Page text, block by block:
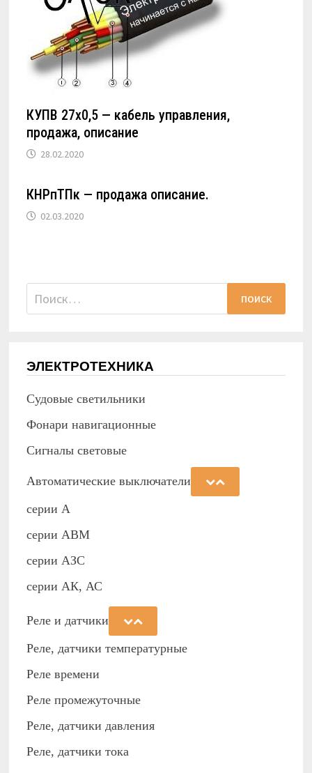
КУПВ 27х0,5 — кабель управления,
продажа, описание
28.02.2020
КНРпТПк — продажа описание.
02.03.2020
Найти:
ЭЛЕКТРОТЕХНИКА
Судовые светильники
Фонари навигационные
Сигналы световые
Автоматические выключатели
серии А
серии АВМ
cерии АЗС
серии АК, АС
Реле и датчики
Реле, датчики температурные
Реле времени
Реле промежуточные
Реле, датчики давления
Реле, датчики тока